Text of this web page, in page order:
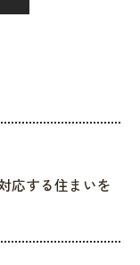
応する住まいを